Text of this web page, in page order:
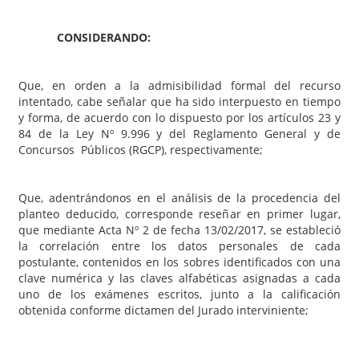
CONSIDERANDO:
Que, en orden a la admisibilidad formal del recurso
intentado, cabe señalar que ha sido interpuesto en tiempo
y forma, de acuerdo con lo dispuesto por los artículos 23 y
84 de la Ley Nº 9.996 y del Reglamento General y de
Concursos Públicos (RGCP), respectivamente;
Que, adentrándonos en el análisis de la procedencia del
planteo deducido, corresponde reseñar en primer lugar,
que mediante Acta Nº 2 de fecha 13/02/2017, se estableció
la correlación entre los datos personales de cada
postulante, contenidos en los sobres identificados con una
clave numérica y las claves alfabéticas asignadas a cada
uno de los exámenes escritos, junto a la calificación
obtenida conforme dictamen del Jurado interviniente;